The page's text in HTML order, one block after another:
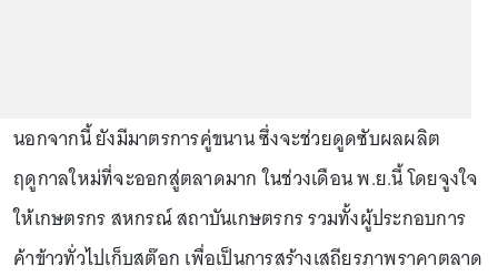
นอกจากนี้ ยังมีมาตรการคู่ขนาน ซึ่งจะช่วยดูดซับผลผลิต
ฤดูกาลใหม่ที่จะออกสู่ตลาดมาก ในช่วงเดือน พ.ย.นี้ โดยจูงใจ
ให้เกษตรกร สหกรณ์ สถาบันเกษตรกร รวมทั้งผู้ประกอบการ
ค้าข้าวทั่วไปเก็บสต๊อก เพื่อเป็นการสร้างเสถียรภาพราคาตลาด